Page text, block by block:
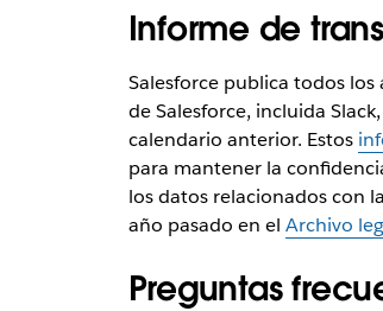
Informe de
Salesforce publica todos
de Salesforce, incluida
calendario anterior. Estos
para mantener la
los datos relacionados con
año pasado en el Archivo
Preguntas